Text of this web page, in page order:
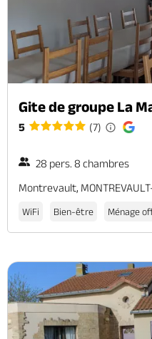
Gite de groupe La
5 (7)
28 pers. 8 chambres
Montrevault,
WiFi Bien-être Ménage